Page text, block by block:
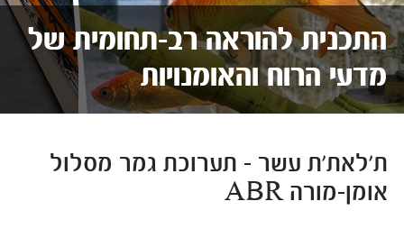
התכנית להוראה רב-תחומית של
מדעי הרוח והאומנויות
ת'לאת'ת עשר - תערוכת גמר מסלול
אומן-מורה ABR